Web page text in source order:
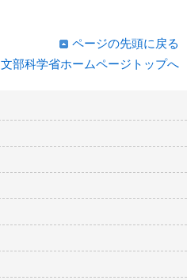
ページの先頭に戻る
文部科学省ホームページトップへ